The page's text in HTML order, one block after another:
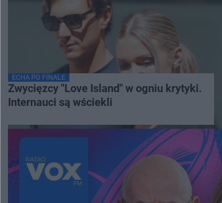
ECHA PO FINALE
Zwycięzcy "Love Island" w ogniu krytyki.
Internauci są wściekli